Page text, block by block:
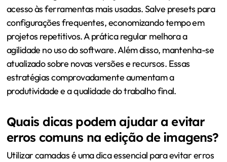
acesso às ferramentas mais usadas. Salve presets para
configurações frequentes, economizando tempo em
projetos repetitivos. A prática regular melhora a
agilidade no uso do software. Além disso, mantenha-se
atualizado sobre novas versões e recursos. Essas
estratégias comprovadamente aumentam a
produtividade e a qualidade do trabalho final.
Quais dicas podem ajudar a evitar
erros comuns na edição de imagens?
Utilizar camadas é uma dica essencial para evitar erros